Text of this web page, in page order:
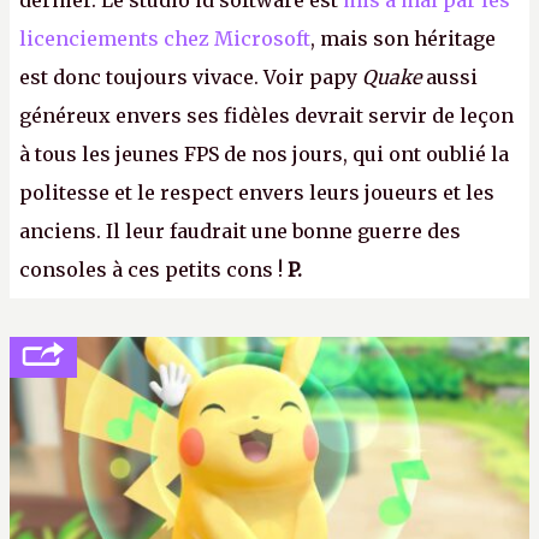
licenciements chez Microsoft, mais son héritage
est donc toujours vivace. Voir papy Quakeaussi
généreux envers ses fidèles devrait servir de leçon
à tous les jeunes FPS de nos jours, qui ont oublié la
politesse et le respect envers leurs joueurs et les
anciens. Il leur faudrait une bonne guerre des
consoles à ces petits cons ! P.